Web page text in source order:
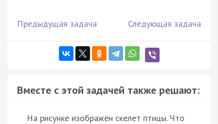
Предыдущая задача Следующая задача
Вместе с этой задачей также решают:
На рисунке изображён скелет птицы. Что